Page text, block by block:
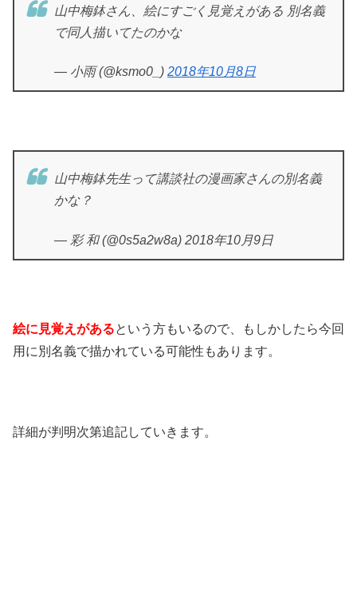
山中梅鉢さん、絵にすごく見覚えがある 別名義
で同人描いてたのかな
— 小雨 (@ksmo0_) 2018年10月8日
山中梅鉢先生って講談社の漫画家さんの別名義
かな？
— 彩 和 (@0s5a2w8a) 2018年10月9日
絵に見覚えがあるという方もいるので、もしかしたら今回
用に別名義で描かれている可能性もあります。
詳細が判明次第追記していきます。